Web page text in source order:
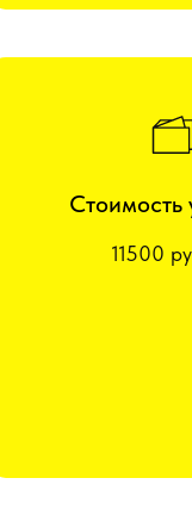
Стоимость
11500